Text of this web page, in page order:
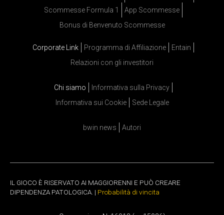
Scommesse Formula 1
App Scommesse
Bonus di Benvenuto Scommesse
Corporate Link Programma di Affiliazione
Entain
Relazioni con gli investitori
Chi siamo
Informativa sulla Privacy
Informativa sui Cookie
Sede Legale
bwin news Autori
IL GIOCO È RISERVATO AI MAGGIORENNI E PUÒ CREARE
DIPENDENZA PATOLOGICA. | Probabilità di vincita